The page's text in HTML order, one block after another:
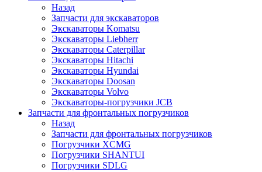
Назад
Запчасти для экскаваторов
Экскаваторы Komatsu
Экскаваторы Liebherr
Экскаваторы Caterpillar
Экскаваторы Hitachi
Экскаваторы Hyundai
Экскаваторы Doosan
Экскаваторы Volvo
Экскаваторы-погрузчики JCB
Запчасти для фронтальных погрузчиков
Назад
Запчасти для фронтальных погрузчиков
Погрузчики XCMG
Погрузчики SHANTUI
Погрузчики SDLG